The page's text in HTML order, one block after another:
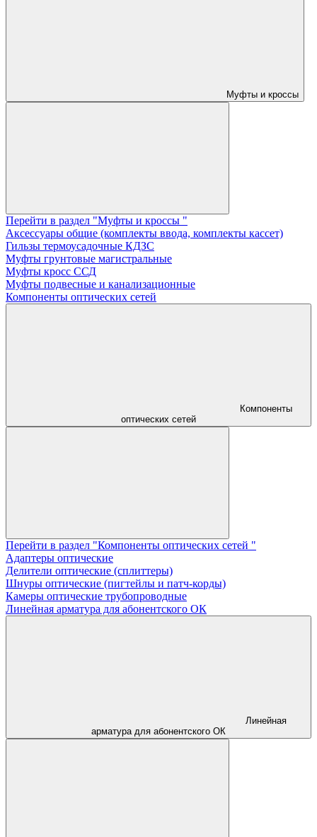
Муфты и кроссы
Перейти в раздел "Муфты и кроссы "
Аксессуары общие (комплекты ввода, комплекты кассет)
Гильзы термоусадочные КДЗС
Муфты грунтовые магистральные
Муфты кросс ССД
Муфты подвесные и канализационные
Компоненты оптических сетей
Компоненты
оптических сетей
Перейти в раздел "Компоненты оптических сетей "
Адаптеры оптические
Делители оптические (сплиттеры)
Шнуры оптические (пигтейлы и патч-корды)
Камеры оптические трубопроводные
Линейная арматура для абонентского ОК
Линейная
арматура для абонентского ОК